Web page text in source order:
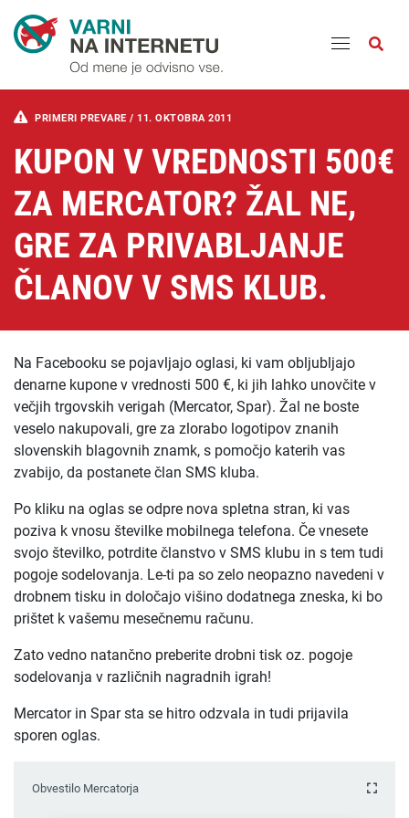
PRIMERI PREVARE / 11. OKTOBRA 2011
KUPON V VREDNOSTI 500€
ZA MERCATOR? ŽAL NE,
GRE ZA PRIVABLJANJE
ČLANOV V SMS KLUB.
Na Facebooku se pojavljajo oglasi, ki vam obljubljajo
denarne kupone v vrednosti 500 €, ki jih lahko unovčite v
večjih trgovskih verigah (Mercator, Spar). Žal ne boste
veselo nakupovali, gre za zlorabo logotipov znanih
slovenskih blagovnih znamk, s pomočjo katerih vas
zvabijo, da postanete član SMS kluba.
Po kliku na oglas se odpre nova spletna stran, ki vas
poziva k vnosu številke mobilnega telefona. Če vnesete
svojo številko, potrdite članstvo v SMS klubu in s tem tudi
pogoje sodelovanja. Le-ti pa so zelo neopazno navedeni v
drobnem tisku in določajo višino dodatnega zneska, ki bo
prištet k vašemu mesečnemu računu.
Zato vedno natančno preberite drobni tisk oz. pogoje
sodelovanja v različnih nagradnih igrah!
Mercator in Spar sta se hitro odzvala in tudi prijavila
sporen oglas.
Obvestilo Mercatorja